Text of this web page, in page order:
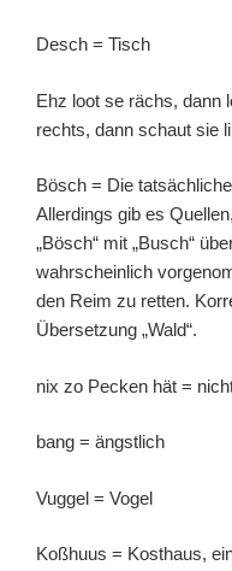
Desch = Tisch
Ehz loot se rächs, dann
rechts, dann schaut sie
Bösch = Die
Allerdings gib es
„Bösch“ mit „Busch“
wahrscheinlich
den Reim zu retten.
Übersetzung „Wald“.
nix zo Pecken hät =
bang = ängstlich
Vuggel = Vogel
Koßhuus = Kosthaus,